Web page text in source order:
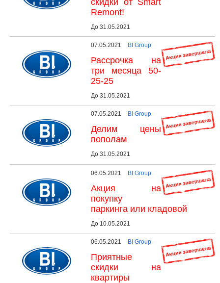
Remont!
До 31.05.2021
07.05.2021 BI Group
Рассрочка на
три месяца 50-
25-25
До 31.05.2021
07.05.2021 BI Group
Делим цены
пополам
До 31.05.2021
06.05.2021 BI Group
Акция на
покупку
паркинга или кладовой
До 10.05.2021
06.05.2021 BI Group
Приятные
скидки на
квартиры